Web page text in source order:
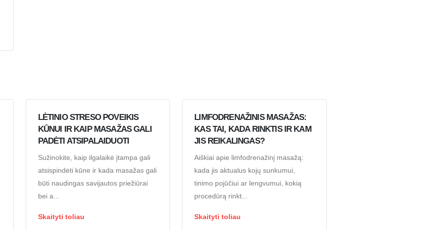
LĖTINIO STRESO POVEIKIS
KŪNUI IR KAIP MASAŽAS GALI
PADĖTI ATSIPALAIDUOTI
Sužinokite, kaip ilgalaikė įtampa gali
atsispindėti kūne ir kada masažas gali
būti naudingas savijautos priežiūrai
bei a...
Skaityti toliau
LIMFODRENAŽINIS MASAŽAS:
KAS TAI, KADA RINKTIS IR KAM
JIS REIKALINGAS?
Aiškiai apie limfodrenažinį masažą:
kada jis aktualus kojų sunkumui,
tinimo pojūčiui ar lengvumui, kokią
procedūrą rinkt...
Skaityti toliau